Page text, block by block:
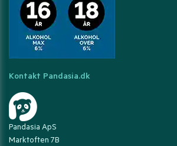
Kontakt Pandasia.dk
Pandasia ApS
Marktoften 7B